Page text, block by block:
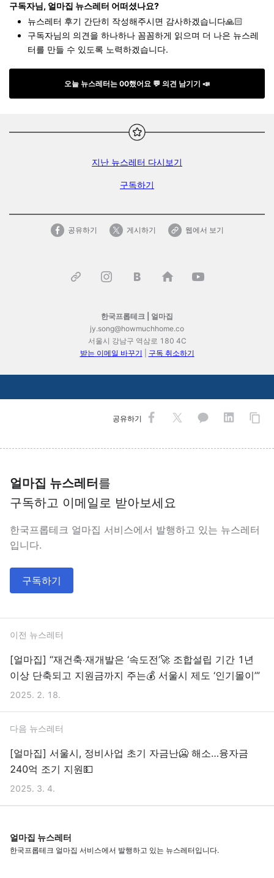
구독자님, 얼마집 뉴스레터 어떠셨나요?
뉴스레터 후기 간단히 작성해주시면 감사하겠습니다🙏🏻
구독자님의 의견을 하나하나 꼼꼼하게 읽으며 더 나은 뉴스레
터를 만들 수 있도록 노력하겠습니다.
오늘 뉴스레터는 00했어요 💬 의견 남기기 📣
지난 뉴스레터 다시보기
구독하기
공유하기 게시하기 웹에서 보기
한국프롭테크 | 얼마집
jy.song@howmuchhome.co
서울시 강남구 역삼로 180 4C
받는 이메일 바꾸기
구독 취소하기
공유하기
얼마집 뉴스레터를
구독하고 이메일로 받아보세요
한국프롭테크 얼마집 서비스에서 발행하고 있는 뉴스레터
입니다.
구독하기
이전 뉴스레터
[얼마집] “재건축‧재개발은 ‘속도전’🚀 조합설립 기간 1년
이상 단축되고 지원금까지 주는💰 서울시 제도 ‘인기몰이’”
2025. 2. 18.
다음 뉴스레터
[얼마집] 서울시, 정비사업 초기 자금난🥶 해소…융자금
240억 조기 지원💵
2025. 3. 4.
얼마집 뉴스레터
한국프롭테크 얼마집 서비스에서 발행하고 있는 뉴스레터입니다.